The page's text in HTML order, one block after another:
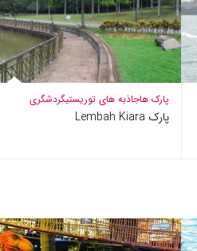
پارک هاجاذبه های توریستیگردشگری
پارک Lembah Kiara